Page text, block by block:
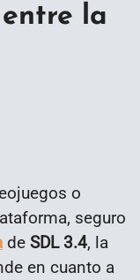
la
o
seguro
de SDL 3.4, la
en cuanto a